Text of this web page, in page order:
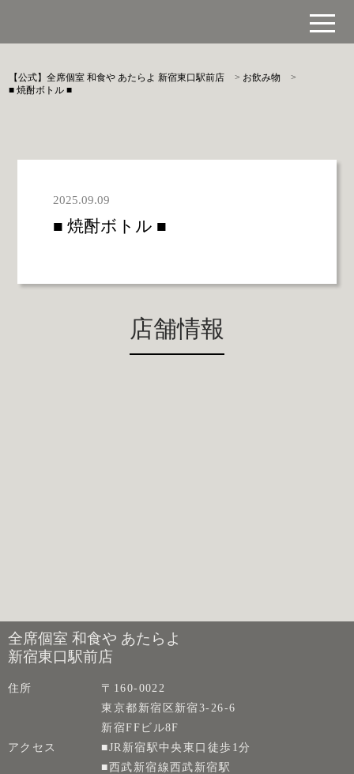
【公式】全席個室 和食や あたらよ 新宿東口駅前店 > お飲み物
>
■ 焼酎ボトル ■
2025.09.09
■ 焼酎ボトル ■
店舗情報
全席個室 和食や あたらよ
新宿東口駅前店
住所
〒160-0022
東京都新宿区新宿3-26-6
新宿FFビル8F
アクセス
■JR新宿駅中央東口徒歩1分
■西武新宿線西武新宿駅